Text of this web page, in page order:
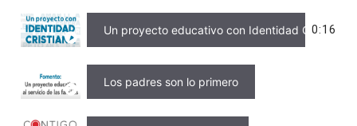
Un proyecto educativo con Identidad Cristiana
0:16
Los padres son lo primero